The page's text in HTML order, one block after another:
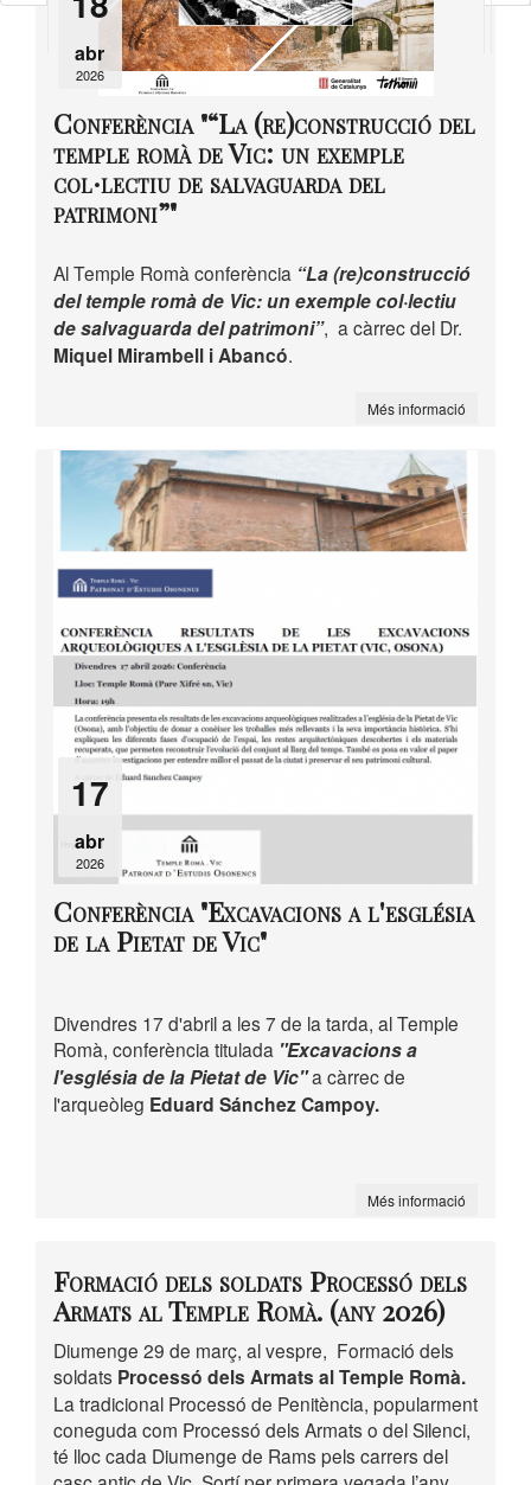
abr
2026
Conferència "“La (re)construcció del
temple romà de Vic: un exemple
col·lectiu de salvaguarda del
patrimoni”"
Al Temple Romà conferència “La (re)construcció
del temple romà de Vic: un exemple col·lectiu
de salvaguarda del patrimoni”, a càrrec del Dr.
Miquel Mirambell i Abancó.
Més informació
17
abr
2026
Conferència "Excavacions a l'església
de la Pietat de Vic"
Divendres 17 d'abril a les 7 de la tarda, al Temple
Romà, conferència titulada "Excavacions a
l'església de la Pietat de Vic"a càrrec de
l'arqueòleg Eduard Sánchez Campoy.
Més informació
Formació dels soldats Processó dels
Armats al Temple Romà. (any 2026)
Diumenge 29 de març, al vespre, Formació dels
soldats Processó dels Armats al Temple Romà.
La tradicional Processó de Penitència, popularment
coneguda com Processó dels Armats o del Silenci,
té lloc cada Diumenge de Rams pels carrers del